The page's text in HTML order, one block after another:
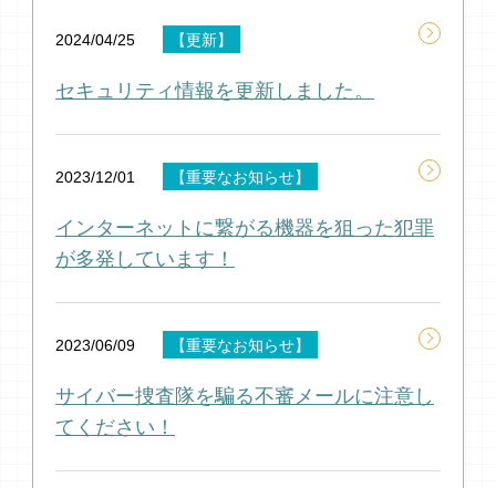
2024/04/25 【更新】
セキュリティ情報を更新しました。
2023/12/01 【重要なお知らせ】
インターネットに繋がる機器を狙った犯罪
が多発しています！
2023/06/09 【重要なお知らせ】
サイバー捜査隊を騙る不審メールに注意し
てください！